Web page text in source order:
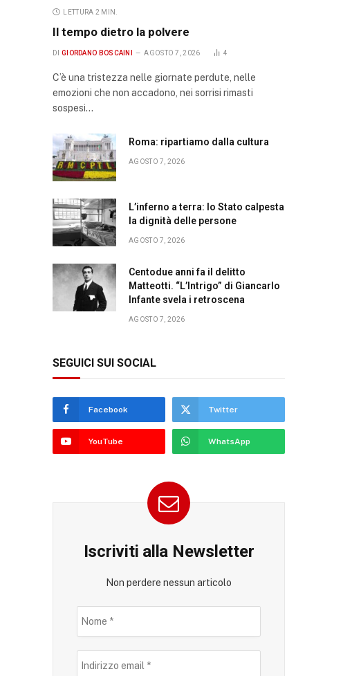
LETTURA 2 MIN.
Il tempo dietro la polvere
DI GIORDANO BOSCAINI AGOSTO 7, 2026 4
C’è una tristezza nelle giornate perdute, nelle
emozioni che non accadono, nei sorrisi rimasti
sospesi…
Roma: ripartiamo dalla cultura
AGOSTO 7, 2026
L’inferno a terra: lo Stato calpesta
la dignità delle persone
AGOSTO 7, 2026
Centodue anni fa il delitto
Matteotti. “L’Intrigo” di Giancarlo
Infante svela i retroscena
AGOSTO 7, 2026
SEGUICI SUI SOCIAL
Facebook Twitter
YouTube WhatsApp
Iscriviti alla Newsletter
Non perdere nessun articolo